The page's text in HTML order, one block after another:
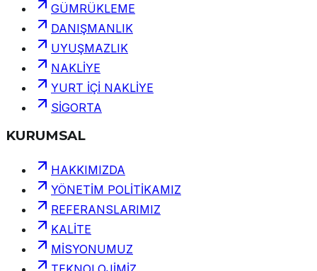
GÜMRÜKLEME
DANIŞMANLIK
UYUŞMAZLIK
NAKLİYE
YURT İÇİ NAKLİYE
SİGORTA
KURUMSAL
HAKKIMIZDA
YÖNETİM POLİTİKAMIZ
REFERANSLARIMIZ
KALİTE
MİSYONUMUZ